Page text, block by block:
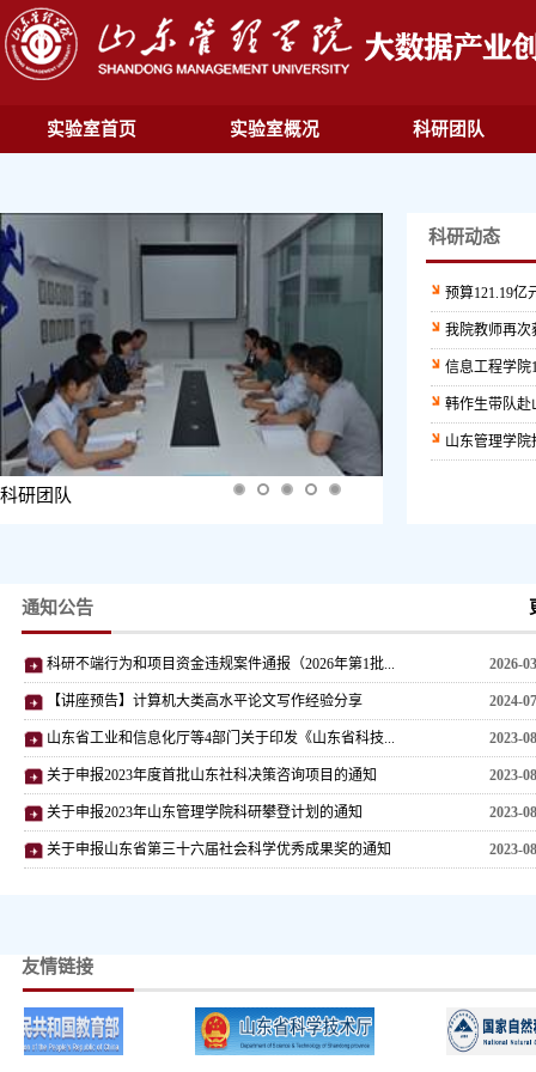
实验室首页 实验室概况 科研团队
科研团队
科研动态
预算121.19亿
我院教师再次
信息工程学院
韩作生带队赴
山东管理学
通知公告
科研不端行为和项目资金违规案件通报（2026年第1批... 2026-
【讲座预告】计算机大类高水平论文写作经验分享 2024-
山东省工业和信息化厅等4部门关于印发《山东省科技... 2023-
关于申报2023年度首批山东社科决策咨询项目的通知 2023-
关于申报2023年山东管理学院科研攀登计划的通知 2023-
关于申报山东省第三十六届社会科学优秀成果奖的通知 2023-
友情链接